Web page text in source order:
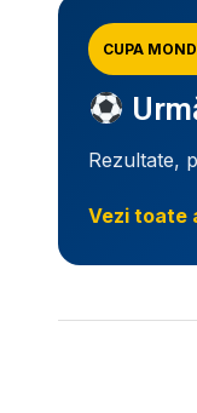
CUPA
Rezultate,
Vezi toate